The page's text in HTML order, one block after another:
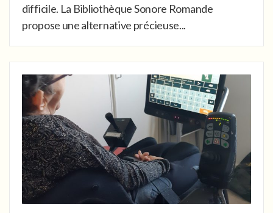
difficile. La Bibliothèque Sonore Romande
propose une alternative précieuse...